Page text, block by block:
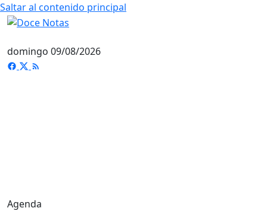
Saltar al contenido principal
domingo 09/08/2026
Agenda